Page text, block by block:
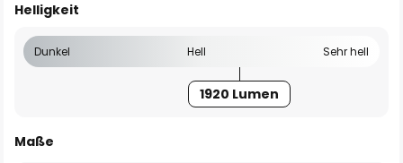
Helligkeit
Dunkel Hell Sehr hell
1920 Lumen
Maße